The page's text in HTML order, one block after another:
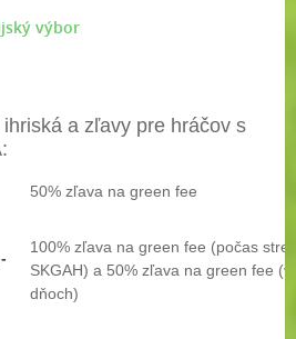
výbor
a zľavy pre hráčov s
50% zľava na green fee
100% zľava na green fee (počas
SKGAH) a 50% zľava na green fee (v
dňoch)